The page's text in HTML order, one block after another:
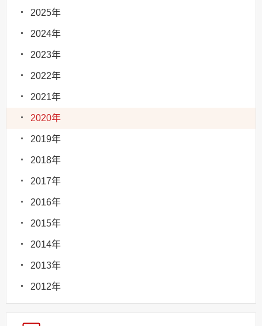
2025年
2024年
2023年
2022年
2021年
2020年
2019年
2018年
2017年
2016年
2015年
2014年
2013年
2012年